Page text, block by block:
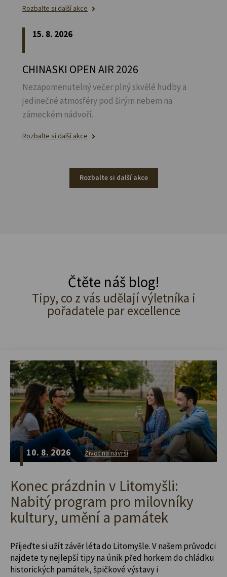
Rozbalte si další akce
15. 8. 2026
CHINASKI OPEN AIR 2026
Nezapomenutelný večer plný skvělé hudby a
jedinečné atmosféry pod širým nebem na
zámeckém nádvoří.
Rozbalte si další akce
Rozbalte si další akce
Čtěte náš blog!
Tipy, co z vás udělají výletníka i
pořadatele par excellence
10. 8. 2026 Život na návrší
Konec prázdnin v Litomyšli:
Nabitý program pro milovníky
kultury, umění a památek
Přijeďte si užít závěr léta do Litomyšle. V našem průvodci
najdete ty nejlepší tipy na únik před horkem do chládku
historických památek, špičkové výstavy i